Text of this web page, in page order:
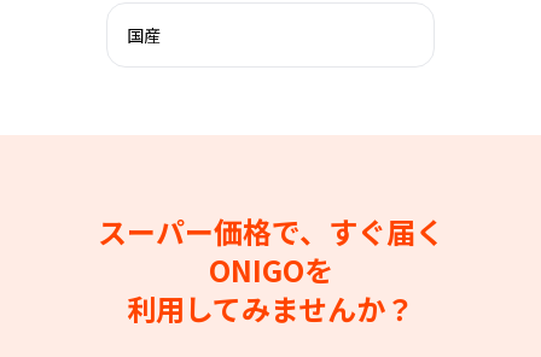
国産
スーパー価格で、すぐ届く
ONIGOを
利用してみませんか？